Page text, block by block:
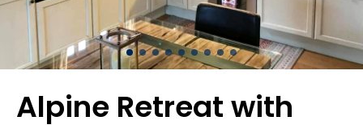
Alpine Retreat with